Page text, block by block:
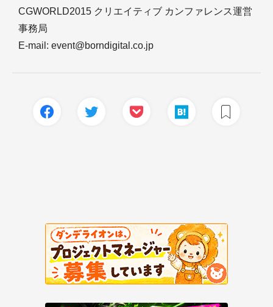
CGWORLD2015 クリエイティブ カンファレンス運営
事務局
E-mail: event@borndigital.co.jp